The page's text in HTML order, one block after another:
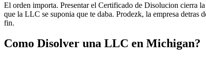
El orden importa. Presentar el Certificado de Disolucion cierra
que la LLC se suponia que te daba. Prodezk, la empresa
fin.
Como Disolver una LLC en Michigan?